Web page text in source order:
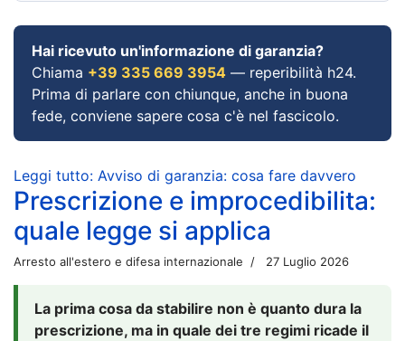
Hai ricevuto un'informazione di garanzia?
Chiama +39 335 669 3954 — reperibilità h24.
Prima di parlare con chiunque, anche in buona
fede, conviene sapere cosa c'è nel fascicolo.
Leggi tutto: Avviso di garanzia: cosa fare davvero
Prescrizione e improcedibilita:
quale legge si applica
Arresto all'estero e difesa internazionale 27 Luglio 2026
La prima cosa da stabilire non è quanto dura la
prescrizione, ma in quale dei tre regimi ricade il